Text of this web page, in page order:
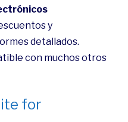
y
detallados.
con muchos otros
for